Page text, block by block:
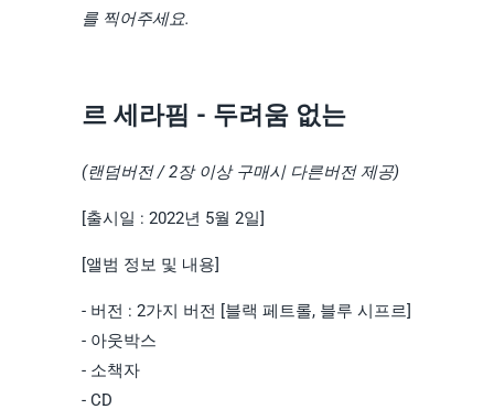
를 찍어주세요.
르 세라핌 - 두려움 없는
(랜덤버전 / 2장 이상 구매시 다른버전 제공)
[출시일 : 2022년 5월 2일]
[앨범 정보 및 내용]
- 버전 : 2가지 버전 [블랙 페트롤, 블루 시프르]
- 아웃박스
- 소책자
- CD